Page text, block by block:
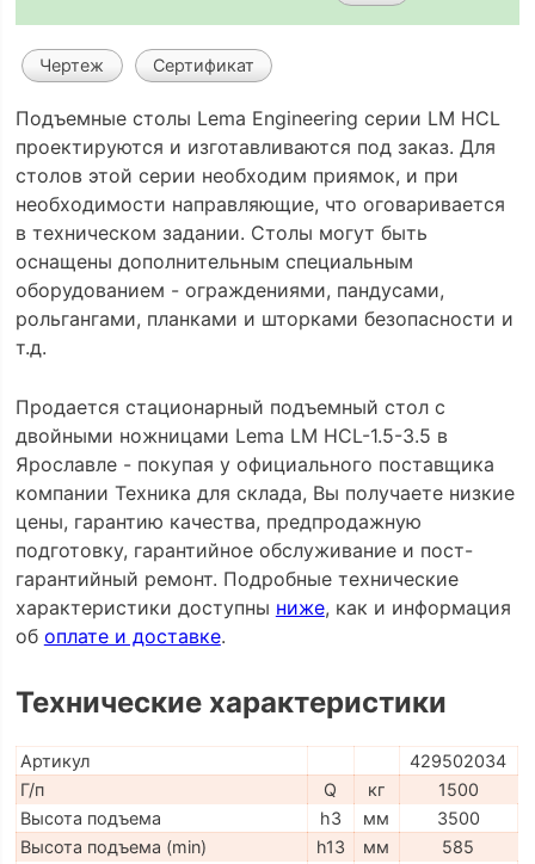
Чертеж Сертификат
Подъемные столы Lema Engineering серии LM HCL
проектируются и изготавливаются под заказ. Для
столов этой серии необходим приямок, и при
необходимости направляющие, что оговаривается
в техническом задании. Столы могут быть
оснащены дополнительным специальным
оборудованием - ограждениями, пандусами,
рольгангами, планками и шторками безопасности и
т.д.
Продается стационарный подъемный стол с
двойными ножницами Lema LM HCL-1.5-3.5 в
Ярославле - покупая у официального поставщика
компании Техника для склада, Вы получаете низкие
цены, гарантию качества, предпродажную
подготовку, гарантийное обслуживание и пост-
гарантийный ремонт. Подробные технические
характеристики доступны ниже, как и информация
об оплате и доставке.
Технические характеристики
Артикул
429502034
Г/п
Q кг
1500
Высота подъема
h3 мм
3500
Высота подъема (min)
h13 мм
585